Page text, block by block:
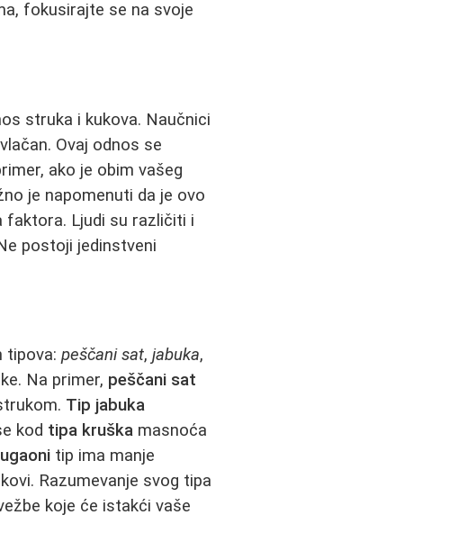
fokusirajte se na svoje
struka i kukova. Naučnici
Ovaj odnos se
ako je obim vašeg
je napomenuti da je ovo
faktora. Ljudi su različiti i
postoji jedinstveni
tipova:peščani sat,jabuka,
Na primer, peščani sat
Tip jabuka
kod tipa kruška masnoća
tip ima manje
Razumevanje svog tipa
koje će istakći vaše